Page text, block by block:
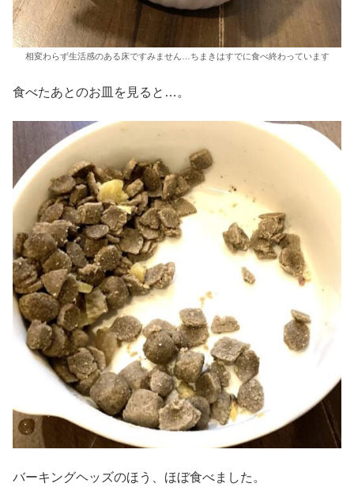
相変わらず生活感のある床ですみません…ちまきはすでに食べ終わっています
食べたあとのお皿を見ると…。
バーキングヘッズのほう、ほぼ食べました。